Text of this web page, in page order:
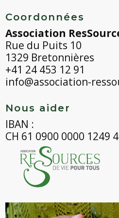
Coordonnées
Association
Rue du Puits 10
1329 Bretonnières
+41 24 453 12 91
info@association-
Nous aider
IBAN :
CH 61 0900 0000 1249